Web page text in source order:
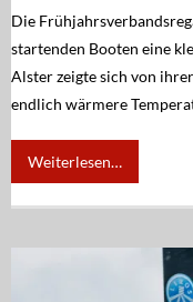
Die
startenden Booten eine
Alster zeigte sich von
endlich wärmere
Weiterlesen…